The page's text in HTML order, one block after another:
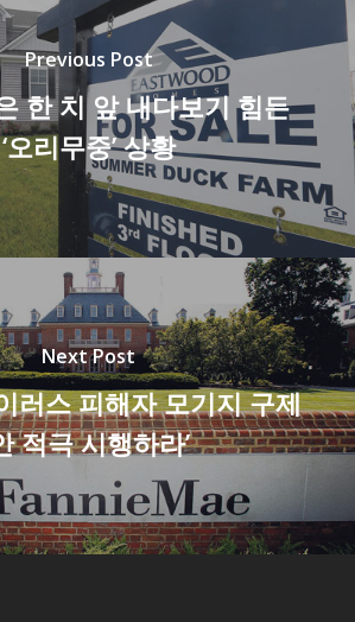
Previous Post
한 치 앞 내다보기 힘든
‘오리무중’ 상황
Next Post
러스 피해자 모기지 구제
적극 시행하라’